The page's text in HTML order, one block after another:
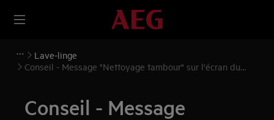
Lave-linge
Conseil - Message "Nettoyage tambour" sur l'écran du
Conseil - Message